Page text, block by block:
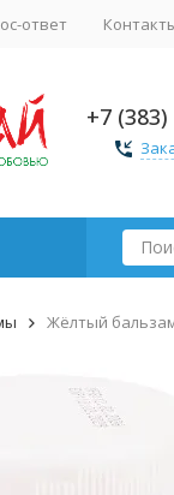
ответ
+7
Жёлтый